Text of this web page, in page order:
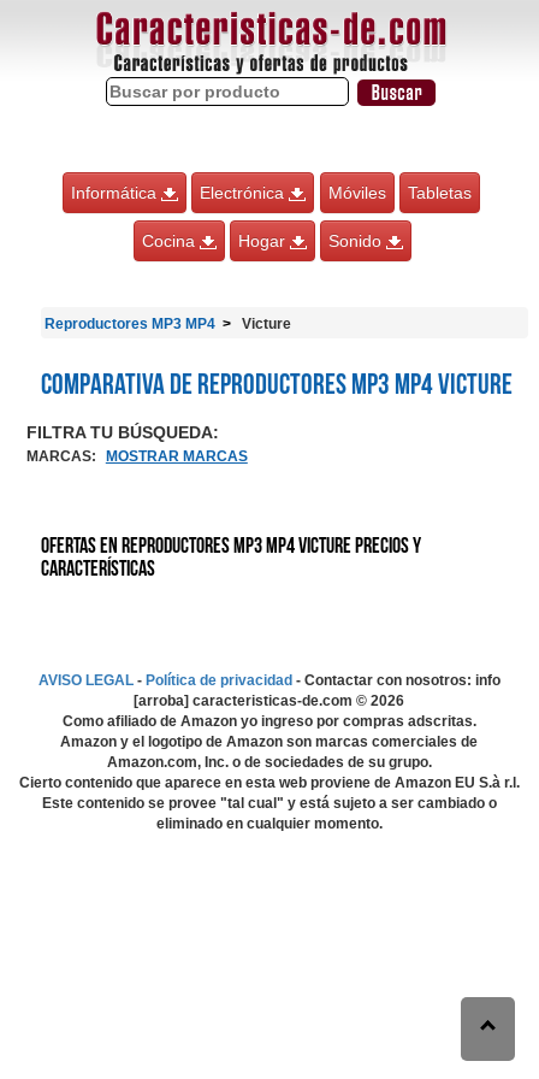
Informática Electrónica Móviles Tabletas
Cocina Hogar Sonido
Reproductores MP3 MP4 Victure
Comparativa de Reproductores MP3 MP4 Victure
FILTRA TU BÚSQUEDA:
MARCAS: MOSTRAR MARCAS
Ofertas en Reproductores MP3 MP4 Victure precios y
características
AVISO LEGAL- Política de privacidad - Contactar con nosotros: info
[arroba] caracteristicas-de.com ©2026
Como afiliado de Amazon yo ingreso por compras adscritas.
Amazon y el logotipo de Amazon son marcas comerciales de
Amazon.com, Inc. o de sociedades de su grupo.
Cierto contenido que aparece en esta web proviene de Amazon EU S.à r.l.
Este contenido se provee "tal cual" y está sujeto a ser cambiado o
eliminado en cualquier momento.